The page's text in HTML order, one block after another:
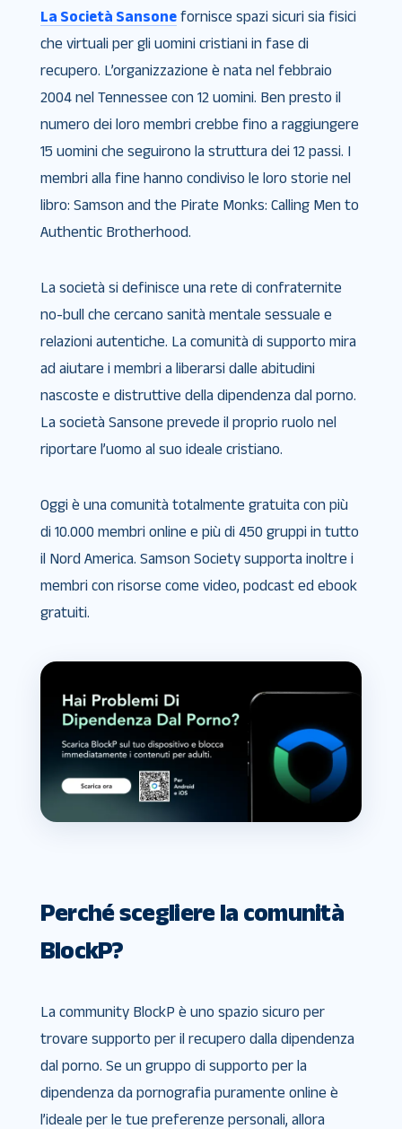
La Società Sansonefornisce spazi sicuri sia fisici
che virtuali per gli uomini cristiani in fase di
recupero. L’organizzazione è nata nel febbraio
2004 nel Tennessee con 12 uomini. Ben presto il
numero dei loro membri crebbe fino a raggiungere
15 uomini che seguirono la struttura dei 12 passi. I
membri alla fine hanno condiviso le loro storie nel
libro: Samson and the Pirate Monks: Calling Men to
Authentic Brotherhood.
La società si definisce una rete di confraternite
no-bull che cercano sanità mentale sessuale e
relazioni autentiche. La comunità di supporto mira
ad aiutare i membri a liberarsi dalle abitudini
nascoste e distruttive della dipendenza dal porno.
La società Sansone prevede il proprio ruolo nel
riportare l’uomo al suo ideale cristiano.
Oggi è una comunità totalmente gratuita con più
di 10.000 membri online e più di 450 gruppi in tutto
il Nord America. Samson Society supporta inoltre i
membri con risorse come video, podcast ed ebook
gratuiti.
Perché scegliere la comunità
BlockP?
La community BlockP è uno spazio sicuro per
trovare supporto per il recupero dalla dipendenza
dal porno. Se un gruppo di supporto per la
dipendenza da pornografia puramente online è
l’ideale per le tue preferenze personali, allora